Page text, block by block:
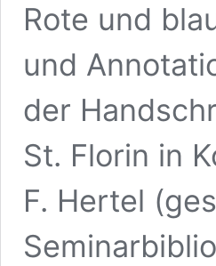
Rote und
und
der
St. Florin in
F. Hertel